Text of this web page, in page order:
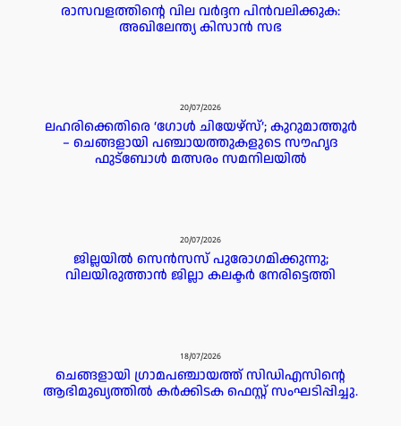
രാസവളത്തിൻ്റെ വില വർദ്ദന പിൻവലിക്കുക:
അഖിലേന്ത്യ കിസാൻ സഭ
20/07/2026
ലഹരിക്കെതിരെ ‘ഗോൾ ചിയേഴ്സ്’; കുറുമാത്തൂർ
– ചെങ്ങളായി പഞ്ചായത്തുകളുടെ സൗഹൃദ
ഫുട്ബോൾ മത്സരം സമനിലയിൽ
20/07/2026
ജില്ലയില്‍ സെന്‍സസ് പുരോഗമിക്കുന്നു;
വിലയിരുത്താന്‍ ജില്ലാ കലക്ടര്‍ നേരിട്ടെത്തി
18/07/2026
ചെങ്ങളായി ഗ്രാമപഞ്ചായത്ത് സിഡിഎസിന്റെ
ആഭിമുഖ്യത്തിൽ കർക്കിടക ഫെസ്റ്റ് സംഘടിപ്പിച്ചു.